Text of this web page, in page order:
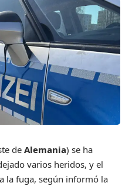
de Alemania) se ha
varios heridos, y el
la fuga, según informó la